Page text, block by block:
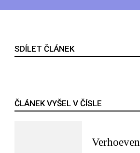
SDÍLET ČLÁNEK
ČLÁNEK VYŠEL V ČÍSLE
Verhoeven